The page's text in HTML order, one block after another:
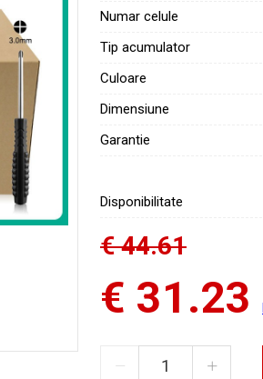
Numar celule
Tip acumulator
Culoare
Dimensiune
Garantie
Disponibilitate
€ 44.61
€ 31.23